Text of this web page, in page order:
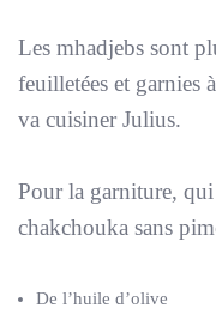
Les mhadjebs sont
feuilletées et garnies
va cuisiner Julius.
Pour la garniture,
chakchouka sans
De l’huile d’olive